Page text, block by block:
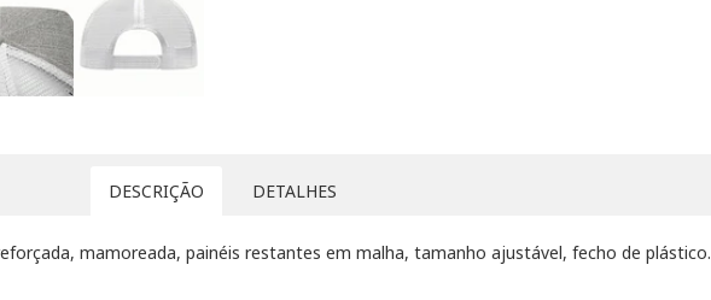
DESCRIÇÃO DETALHES
mamoreada, painéis restantes em malha, tamanho ajustável, fecho de plástico.